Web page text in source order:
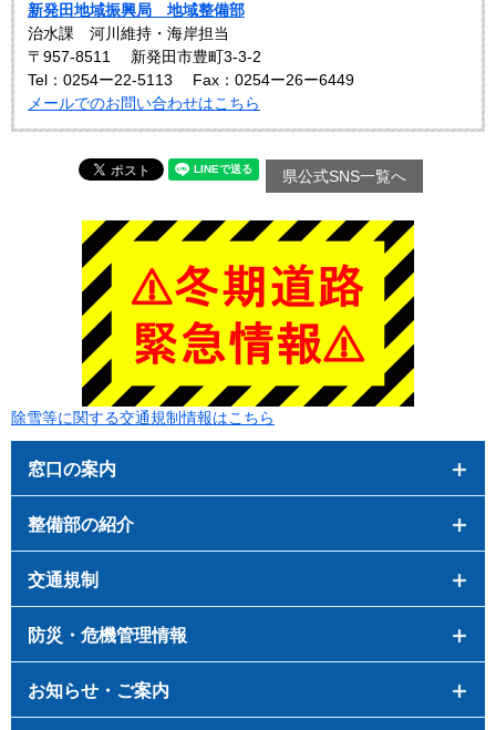
新発田地域振興局 地域整備部
治水課 河川維持・海岸担当
〒957-8511
新発田市豊町3-3-2
Tel：0254ー22-5113
Fax：0254ー26ー6449
メールでのお問い合わせはこちら
県公式SNS一覧へ
除雪等に関する交通規制情報はこちら
窓口の案内
整備部の紹介
交通規制
防災・危機管理情報
お知らせ・ご案内